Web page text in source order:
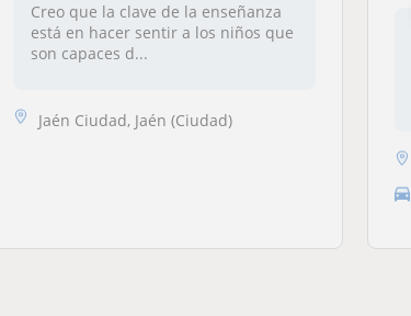
Creo que la clave de la enseñanza
está en hacer sentir a los niños que
son capaces d...
Jaén Ciudad, Jaén (Ciudad)